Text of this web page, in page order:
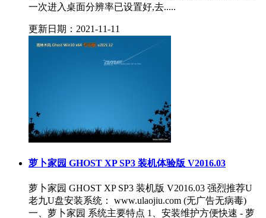
一次进入桌面分辨率已设置好,去.....
更新日期：2021-11-11
萝卜家园 GHOST XP SP3 装机体验版 V2016.03
萝卜家园 GHOST XP SP3 装机版 V2016.03 强烈推荐U
老九U盘安装系统： www.ulaojiu.com (无广告无病毒)
一、萝卜家园 系统主要特点 1、安装维护方便快速 - 萝